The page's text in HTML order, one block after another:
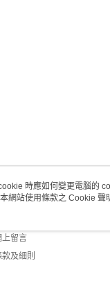
戶服務
上留言
款及細則
時應如何變更電腦的
網站使用條款之 Cookie 聲